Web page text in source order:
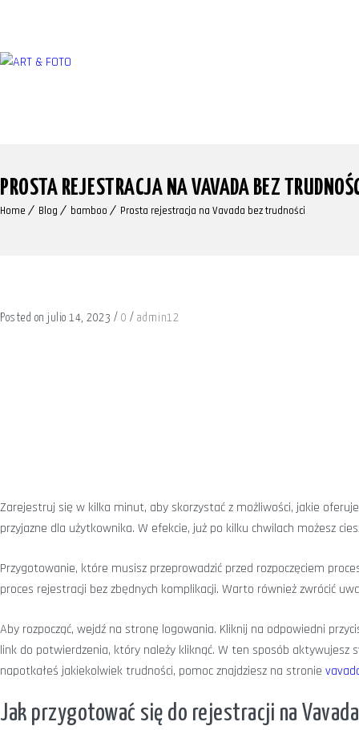
PROSTA REJESTRACJA NA VAVADA BEZ
Home Blog bamboo Prosta rejestracja na Vavada bez trudności
Posted on julio 14, 2023 / 0 / admin12
Zarejestruj się w kilka minut, aby skorzystać z możliwości, jakie
przyjazne dla użytkownika. W efekcie, już po kilku chwilach możesz
Przygotowanie, które musisz przeprowadzić przed rozpoczęciem
proces rejestracji bez zbędnych komplikacji. Warto również zwrócić
Aby rozpocząć, wejdź na stronę logowania. Kliknij na odpowiedni
link do potwierdzenia, który należy kliknąć. W ten sposób aktywujesz
napotkałeś jakiekolwiek trudności, pomoc znajdziesz na stronie
Jak przygotować się do rejestracji na Vavada